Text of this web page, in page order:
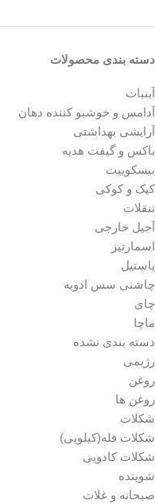
دسته‌ بندی محصولات
آبنبات
آدامس و خوشبو کننده دهان
آرایشی بهداشتی
باکس و گیفت هدیه
بیسکوییت
کیک و کوکی
تنقلات
آجیل خارجی
اسمارتیز
پاستیل
چاشنی سس ادویه
چای
ماچا
دسته بندی نشده
رژیمی
روغن
روغن ها
شکلات
شکلات فله(کیلویی)
شکلات کادویی
شوینده
صبحانه و غلات